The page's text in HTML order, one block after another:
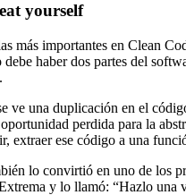
yourself
más importantes en Clean
debe haber dos partes del
ve una duplicación en el
perdida para la
extraer ese código a una
lo convirtió en uno de los
y lo llamó: “Hazlo una